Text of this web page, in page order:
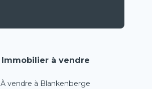
Immobilier à vendre
À vendre à Blankenberge